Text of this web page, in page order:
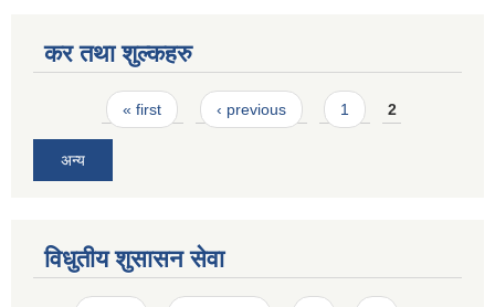
कर तथा शुल्कहरु
Pages« first ‹ previous 1 2
अन्य
विधुतीय शुसासन सेवा